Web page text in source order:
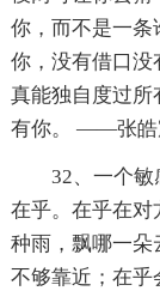
你，而不是一条
你，没有借口没
真能独自度过所
有你。 ——张皓
32、一个
在乎。在乎在对
种雨，飘哪一朵
不够靠近；在